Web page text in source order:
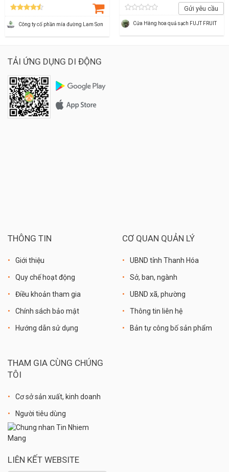
Công ty cố phần mía đường Lam Sơn
Gửi yêu cầu
Cửa Hàng hoa quả sạch FUJT FRUIT
TẢI ỨNG DỤNG DI ĐỘNG
THÔNG TIN
Giới thiệu
Quy chế hoạt động
Điều khoản tham gia
Chính sách bảo mật
Hướng dẫn sử dụng
CƠ QUAN QUẢN LÝ
UBND tỉnh Thanh Hóa
Sở, ban, ngành
UBND xã, phường
Thông tin liên hệ
Bản tự công bố sản phẩm
THAM GIA CÙNG CHÚNG
TÔI
Cơ sở sản xuất, kinh doanh
Người tiêu dùng
LIÊN KẾT WEBSITE